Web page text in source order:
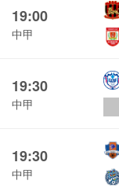
19:00
中甲
19:30
中甲
19:30
中甲